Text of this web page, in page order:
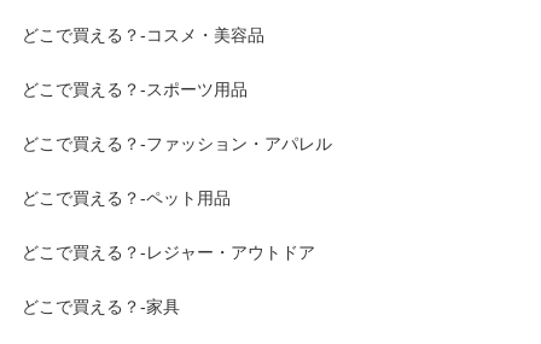
どこで買える？-コスメ・美容品
どこで買える？-スポーツ用品
どこで買える？-ファッション・アパレル
どこで買える？-ペット用品
どこで買える？-レジャー・アウトドア
どこで買える？-家具